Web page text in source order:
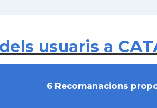
usuaris a
6 Recomanacions